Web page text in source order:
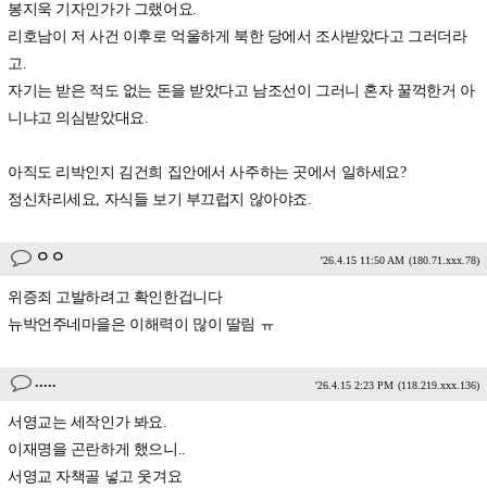
봉지욱 기자인가가 그랬어요.
리호남이 저 사건 이후로 억울하게 북한 당에서 조사받았다고 그러더라
고.
자기는 받은 적도 없는 돈을 받았다고 남조선이 그러니 혼자 꿀꺽한거 아
니냐고 의심받았대요.
아직도 리박인지 김건희 집안에서 사주하는 곳에서 일하세요?
정신차리세요, 자식들 보기 부끄럽지 않아야죠.
ㅇㅇ '26.4.15 11:50 AM (180.71.xxx.78)
위증죄 고발하려고 확인한겁니다
뉴박언주네마을은 이해력이 많이 딸림 ㅠ
..... '26.4.15 2:23 PM (118.219.xxx.136)
서영교는 세작인가 봐요.
이재명을 곤란하게 했으니..
서영교 자책골 넣고 웃겨요